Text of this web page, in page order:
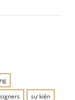
sự kiện